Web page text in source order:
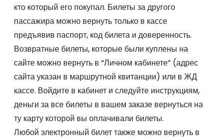
кто который его покупал. Билеты за другого
пассажира можно вернуть только в кассе
предъявив паспорт, код билета и доверенность.
Возвратные билеты, которые были куплены на
сайте можно вернуть в “Личном кабинете” (адрес
сайта указан в маршрутной квитанции) или в ЖД
кассе. Войдите в кабинет и следуйте инструкциям,
деньги за все билеты в вашем заказе вернуться на
ту карту которой вы оплачивали билеты.
Любой электронный билет также можно вернуть в